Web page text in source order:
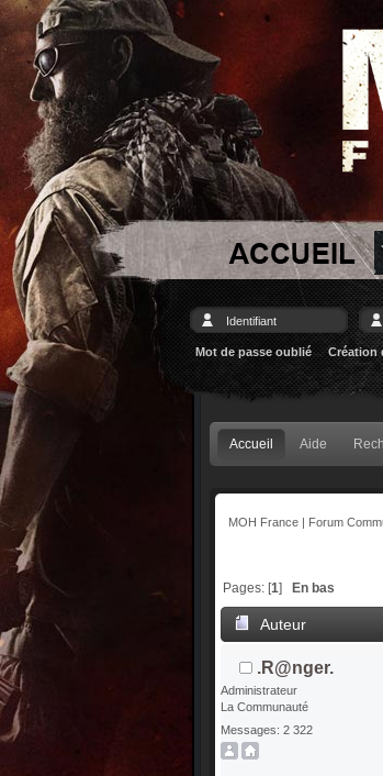
Mot de passe oublié Création
Accueil Aide
MOH France | Forum
Pages: [1]En bas
Auteur
.R@nger.
Administrateur
La Communauté
Messages: 2 322